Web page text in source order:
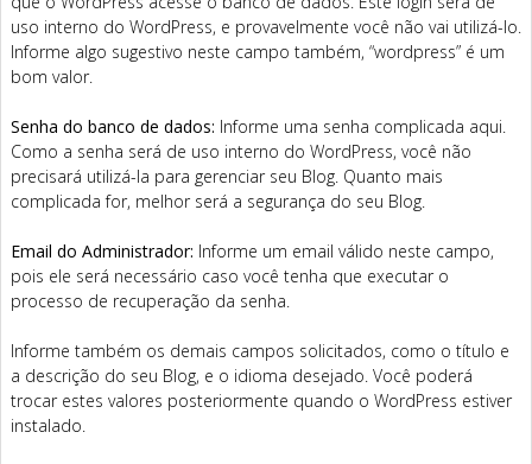
uso interno do WordPress, e provavelmente você não vai utilizá-lo.
Informe algo sugestivo neste campo também, “wordpress” é um
bom valor.
Senha do banco de dados: Informe uma senha complicada aqui.
Como a senha será de uso interno do WordPress, você não
precisará utilizá-la para gerenciar seu Blog. Quanto mais
complicada for, melhor será a segurança do seu Blog.
Email do Administrador: Informe um email válido neste campo,
pois ele será necessário caso você tenha que executar o
processo de recuperação da senha.
Informe também os demais campos solicitados, como o título e
a descrição do seu Blog, e o idioma desejado. Você poderá
trocar estes valores posteriormente quando o WordPress estiver
instalado.